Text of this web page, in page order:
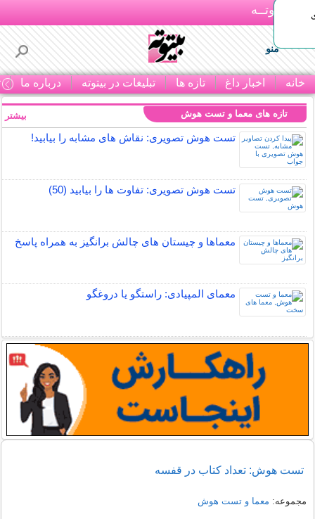
بـیتوتــه
منو
خانه اخبار داغ تازه ها تبلیغات در بیتوته درباره ما
تازه های معما و تست هوش
تست هوش تصویری: نقاش های مشابه را بیابید!
تست هوش تصویری: تفاوت ها را بیابید (50)
معماها و چیستان های چالش برانگیز به همراه پاسخ
معمای المپیادی: راستگو یا دروغگو
بیشتر
تست هوش: تعداد کتاب در قفسه
مجموعه: معما و تست هوش